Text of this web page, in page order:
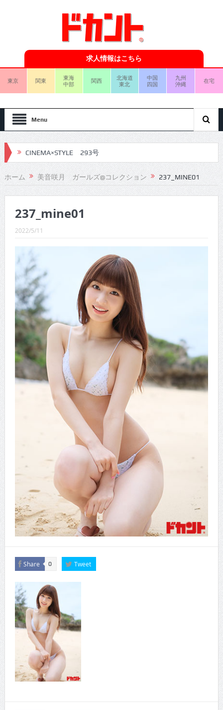
求人情報はこちら
東京 関東
東海
中部
関西
北海道
東北
中国
四国
九州
沖縄
在宅
Menu
CINEMA×STYLE 293号
CINEMA×STYLE 292号
CINEMA×STYLE 291号
CINEMA×STYLE 290号
CINEMA×STYLE 289号
CINEMA×STYLE 288号
CINEMA×STYLE 287号
CINEMA×STYLE 286号
CINEMA×STYLE 285号
CINEMA×STYLE 294号
ホーム 美音咲月 ガールズ@コレクション 237_MINE01
237_mine01
2022/5/11
Share 0 Tweet